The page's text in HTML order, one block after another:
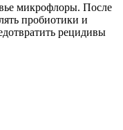
микрофлоры. После
пробиотики и
рецидивы